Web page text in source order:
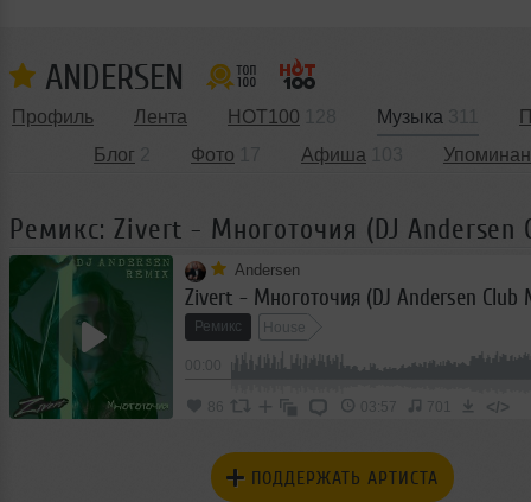
ANDERSEN
Профиль Лента HOT100 Музыка
Блог
Фото Афиша
Ремикс: Zivert - Многоточия (DJ Andersen
Andersen
Zivert - Многоточия (DJ Andersen Club
Ремикс House
86 03:57 701 </>
ПОДДЕРЖАТЬ АРТИСТА